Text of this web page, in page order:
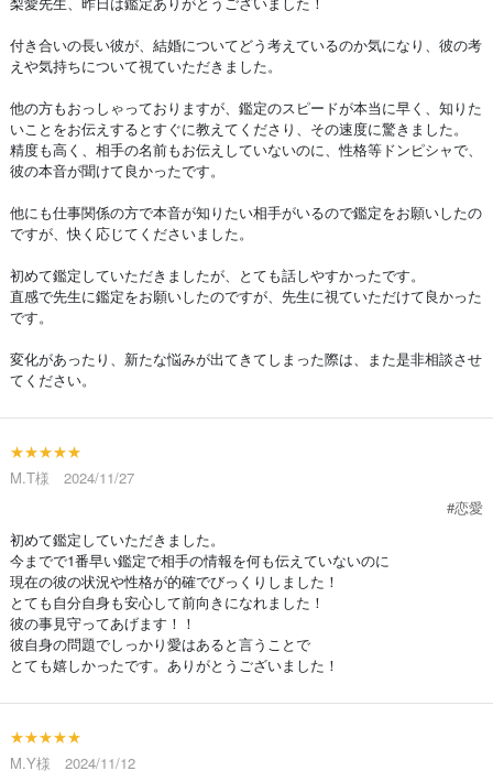
付き合いの長い彼が、結婚についてどう考えているのか気になり、彼の考
えや気持ちについて視ていただきました。
他の方もおっしゃっておりますが、鑑定のスピードが本当に早く、知りた
いことをお伝えするとすぐに教えてくださり、その速度に驚きました。
精度も高く、相手の名前もお伝えしていないのに、性格等ドンピシャで、
彼の本音が聞けて良かったです。
他にも仕事関係の方で本音が知りたい相手がいるので鑑定をお願いしたの
ですが、快く応じてくださいました。
初めて鑑定していただきましたが、とても話しやすかったです。
直感で先生に鑑定をお願いしたのですが、先生に視ていただけて良かった
です。
変化があったり、新たな悩みが出てきてしまった際は、また是非相談させ
てください。
★★★★★
M.T様 2024/11/27
#恋愛
初めて鑑定していただきました。
今までで1番早い鑑定で相手の情報を何も伝えていないのに
現在の彼の状況や性格が的確でびっくりしました！
とても自分自身も安心して前向きになれました！
彼の事見守ってあげます！！
彼自身の問題でしっかり愛はあると言うことで
とても嬉しかったです。ありがとうございました！
★★★★★
M.Y様 2024/11/12